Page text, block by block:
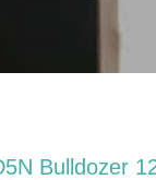
Bulldozer